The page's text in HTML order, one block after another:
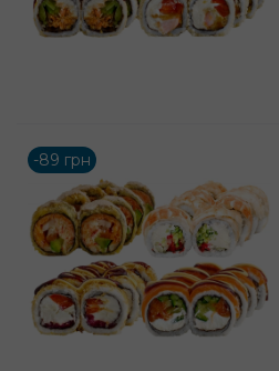
-89 грн